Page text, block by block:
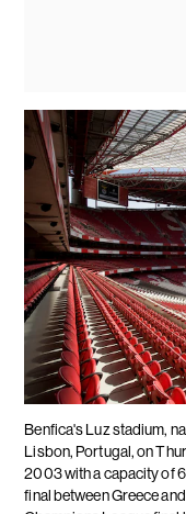
Benfica's Luz stadium,
Lisbon, Portugal, on
2003 with a capacity of
final between Greece